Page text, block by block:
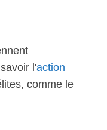
l'action
comme le